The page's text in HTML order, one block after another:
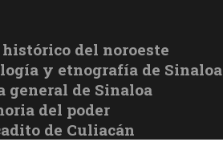
del noroeste
y etnografía de Sinaloa
general de Sinaloa
del poder
de Culiacán